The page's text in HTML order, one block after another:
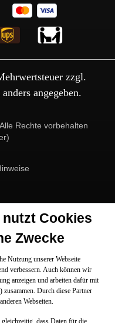
zzgl.
angegeben.
Rechte vorbehalten
nutzt Cookies
Zwecke
Nutzung unserer Webseite
verbessern. Auch können wir
anzeigen und arbeiten dafür mit
Durch diese Partner
Webseiten.
dass Daten für die